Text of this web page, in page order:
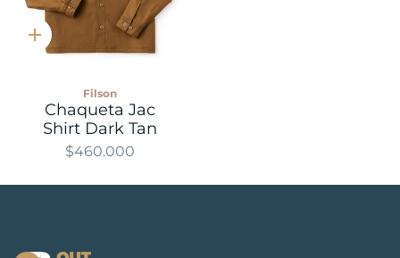
Compra
rápida
Filson
Chaqueta Jac
Shirt Dark Tan
$460.000